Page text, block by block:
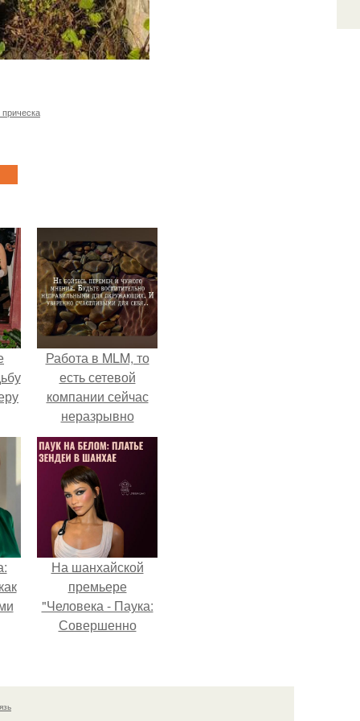
Работа в MLM, то
есть сетевой
компании сейчас
неразрывно
связана с создание
своего контента,
своей страницы в
соц сетях.
На шанхайской
премьере
"Человека - Паука:
Совершенно
просто очередной